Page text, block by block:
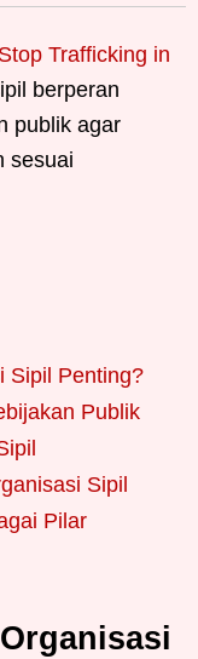
Trafficking in
berperan
publik agar
sesuai
Sipil Penting?
Publik
Sipil
Pilar